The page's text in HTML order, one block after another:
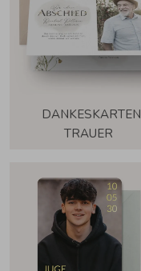
DANKESKARTEN
TRAUER